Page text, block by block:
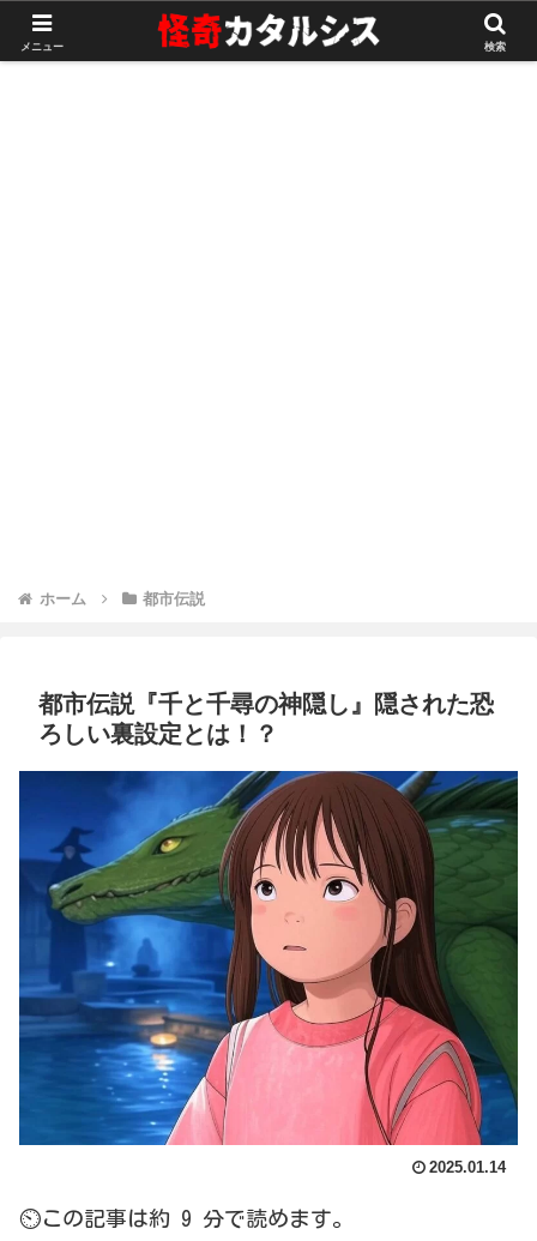
ホーム 都市伝説
都市伝説『千と千尋の神隠し』隠された恐
ろしい裏設定とは！？
2025.01.14
⏲この記事は約 9 分で読めます。
メニュー 検索